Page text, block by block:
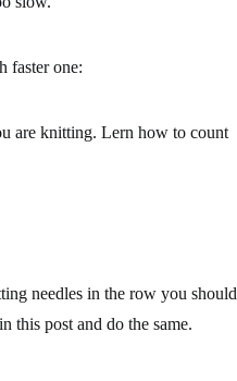
faster one:
are knitting. Lern how to count
needlesin the row you should
this post and do the same.